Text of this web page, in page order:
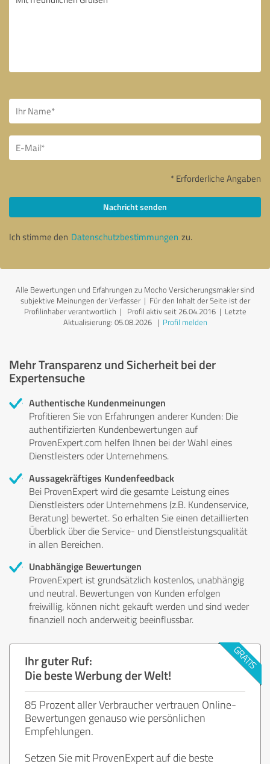
* Erforderliche Angaben
Nachricht senden
Ich stimme den Datenschutzbestimmungen zu.
Alle Bewertungen und Erfahrungen zu Mocho Versicherungsmakler sind
subjektive Meinungen der Verfasser | Für den Inhalt der Seite ist der
Profilinhaber verantwortlich | Profil aktiv seit 26.04.2016 | Letzte
Aktualisierung: 05.08.2026| Profil melden
Mehr Transparenz und Sicherheit bei der
Expertensuche
Authentische Kundenmeinungen
Profitieren Sie von Erfahrungen anderer Kunden: Die
authentifizierten Kundenbewertungen auf
ProvenExpert.com helfen Ihnen bei der Wahl eines
Dienstleisters oder Unternehmens.
Aussagekräftiges Kundenfeedback
Bei ProvenExpert wird die gesamte Leistung eines
Dienstleisters oder Unternehmens (z.B. Kundenservice,
Beratung) bewertet. So erhalten Sie einen detaillierten
Überblick über die Service- und Dienstleistungsqualität
in allen Bereichen.
Unabhängige Bewertungen
ProvenExpert ist grundsätzlich kostenlos, unabhängig
und neutral. Bewertungen von Kunden erfolgen
freiwillig, können nicht gekauft werden und sind weder
finanziell noch anderweitig beeinflussbar.
Ihr guter Ruf:
Die beste Werbung der Welt!
85 Prozent aller Verbraucher vertrauen Online-
Bewertungen genauso wie persönlichen
Empfehlungen.
Setzen Sie mit ProvenExpert auf die beste